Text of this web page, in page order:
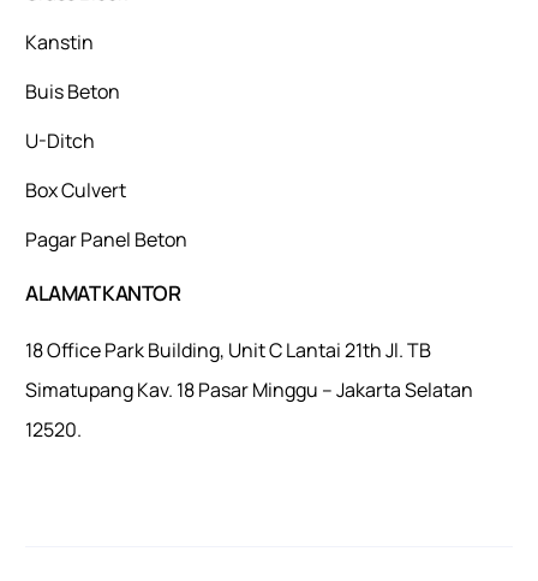
Kanstin
Buis Beton
U-Ditch
Box Culvert
Pagar Panel Beton
ALAMAT KANTOR
18 Office Park Building, Unit C Lantai 21th Jl. TB
Simatupang Kav. 18 Pasar Minggu – Jakarta Selatan
12520.